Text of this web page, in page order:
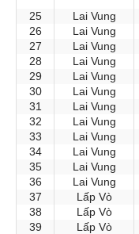
25
Lai Vung
26
Lai Vung
27
Lai Vung
28
Lai Vung
29
Lai Vung
30
Lai Vung
31
Lai Vung
32
Lai Vung
33
Lai Vung
34
Lai Vung
35
Lai Vung
36
Lai Vung
37
Lấp Vò
38
Lấp Vò
39
Lấp Vò